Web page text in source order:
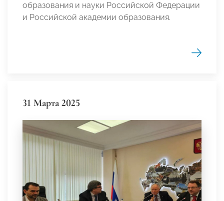
образования и науки Российской Федерации
и Российской академии образования.
31 Марта 2025